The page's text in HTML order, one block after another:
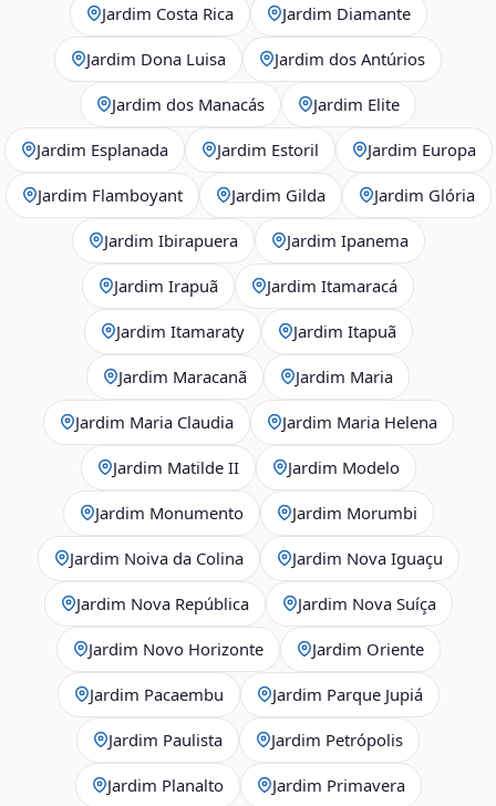
Jardim Costa Rica Jardim Diamante
Jardim Dona Luisa Jardim dos Antúrios
Jardim dos Manacás Jardim Elite
Jardim Esplanada Jardim Estoril Jardim Europa
Jardim Flamboyant Jardim Gilda Jardim Glória
Jardim Ibirapuera Jardim Ipanema
Jardim Irapuã Jardim Itamaracá
Jardim Itamaraty Jardim Itapuã
Jardim Maracanã Jardim Maria
Jardim Maria Claudia Jardim Maria Helena
Jardim Matilde II Jardim Modelo
Jardim Monumento Jardim Morumbi
Jardim Noiva da Colina Jardim Nova Iguaçu
Jardim Nova República Jardim Nova Suíça
Jardim Novo Horizonte Jardim Oriente
Jardim Pacaembu Jardim Parque Jupiá
Jardim Paulista Jardim Petrópolis
Jardim Planalto Jardim Primavera